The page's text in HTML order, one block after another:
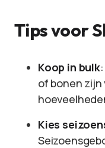
Tips voor
Koop in bulk
of bonen
Kies